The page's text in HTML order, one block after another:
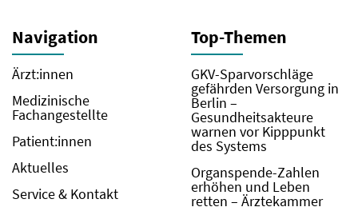
Navigation
Ärzt:innen
Medizinische
Fachangestellte
Patient:innen
Aktuelles
Service & Kontakt
Top-Themen
GKV-Sparvorschläge
gefährden Versorgung in
Berlin –
Gesundheitsakteure
warnen vor Kipppunkt
des Systems
Organspende-Zahlen
erhöhen und Leben
retten – Ärztekammer